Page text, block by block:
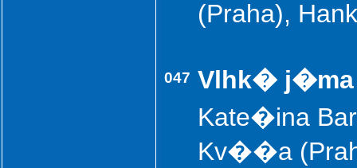
(Praha),
047 Vlhk� j�ma
Kate�ina
Kv��a